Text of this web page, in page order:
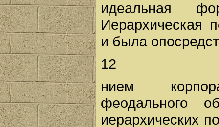
идеальная
Иерархическая
и была
12
нием
феодального
иерархических